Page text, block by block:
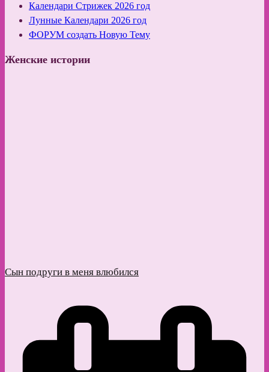
Календари Стрижек 2026 год
Лунные Календари 2026 год
ФОРУМ создать Новую Тему
Женские истории
Сын подруги в меня влюбился